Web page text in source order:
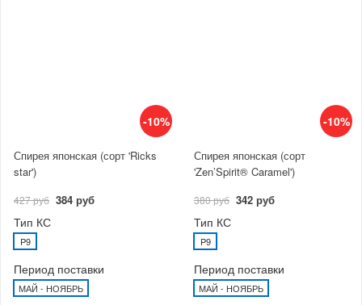
-10%
Спирея японская (сорт 'Ricks
star')
427 руб 384 руб
Тип КС
P9
Период поставки
МАЙ - НОЯБРЬ
-10%
Спирея японская (сорт
'Zen’Spirit® Caramel')
380 руб 342 руб
Тип КС
P9
Период поставки
МАЙ - НОЯБРЬ